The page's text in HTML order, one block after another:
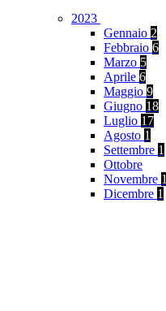
2023
Gennaio 2
Febbraio 6
Marzo 5
Aprile 6
Maggio 9
Giugno 18
Luglio 17
Agosto 1
Settembre 1
Ottobre
Novembre 1
Dicembre 1